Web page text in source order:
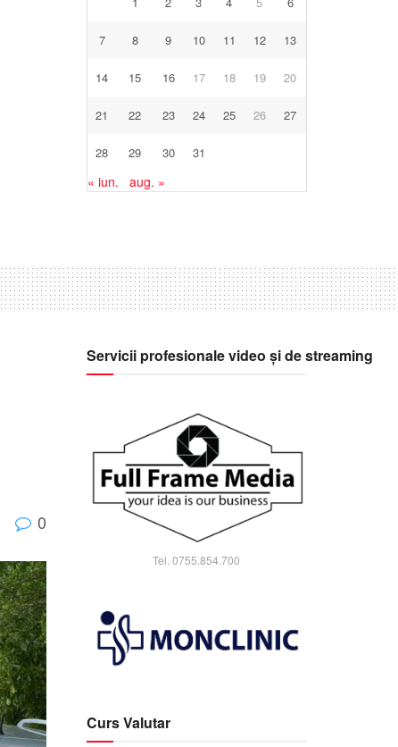
7 8 9 10 11 12 13
14 15 16 17 18 19 20
21 22 23 24 25 26 27
28 29 30 31
« iun. aug. »
0
Servicii profesionale video și de streaming
Tel. 0755.854.700
Curs Valutar